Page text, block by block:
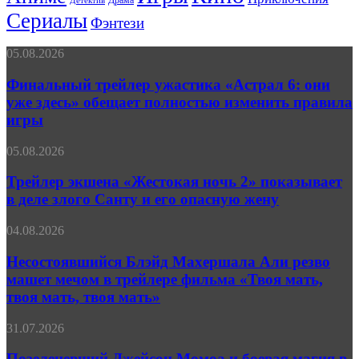
СериалыФэнтези
Финальный
ужастика
«Астрал
6:
они
здесь»
полностью
изменить
правила
игры
05.08.2026
Финальный трейлер ужастика «Астрал 6: они
уже здесь» обещает полностью изменить правила
игры
Трейлер
«Жестокая
ночь 2»
показывает
деле
Санту
и
его
жену
05.08.2026
Трейлер экшена «Жестокая ночь 2» показывает
в деле злого Санту и его опасную жену
Несостоявшийся
Махершала
Али
резво
машет
в
04.08.2026
Несостоявшийся Блэйд Махершала Али резво
машет мечом в трейлере фильма «Твоя мать,
твоя мать, твоя мать»
Позеленевший
Момоа
31.07.2026